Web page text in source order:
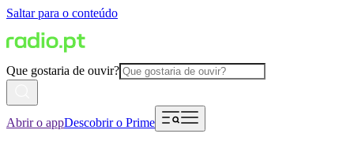
Saltar para o conteúdo
Que gostaria de ouvir?
Abrir o appDescobrir o Prime